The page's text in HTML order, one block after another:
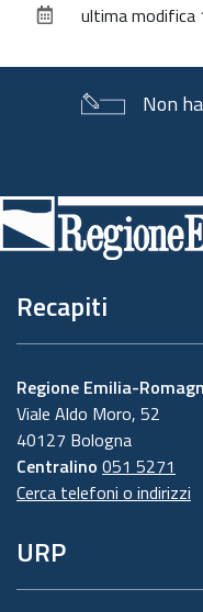
documentoultima modifica
Non
di
pagina
Recapiti
Regione Emilia-
Viale Aldo Moro, 52
40127 Bologna
Centralino 051 5271
Cerca telefoni o indirizzi
URP